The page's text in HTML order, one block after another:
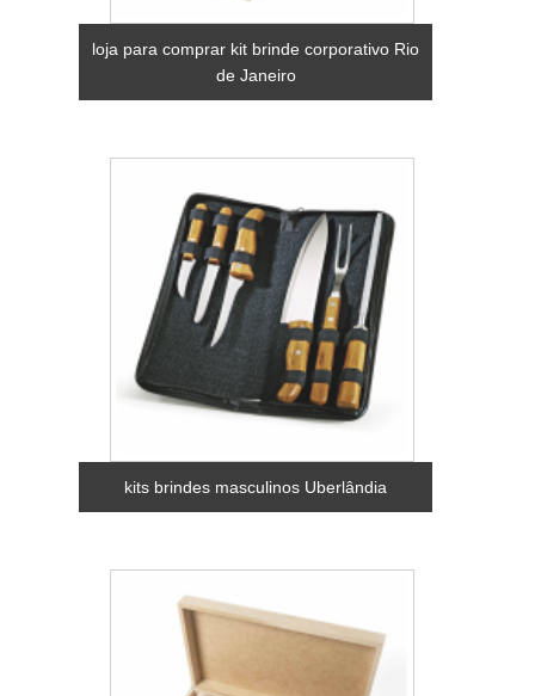
loja para comprar kit brinde corporativo Rio
de Janeiro
kits brindes masculinos Uberlândia